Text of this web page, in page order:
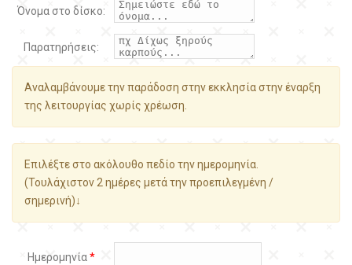
Όνομα στο δίσκο:
Παρατηρήσεις:
Αναλαμβάνουμε την παράδοση στην εκκλησία στην έναρξη
της λειτουργίας χωρίς χρέωση.
Επιλέξτε στο ακόλουθο πεδίο την ημερομηνία.
(Τουλάχιστον 2 ημέρες μετά την προεπιλεγμένη /
σημερινή)↓
Ημερομηνία*